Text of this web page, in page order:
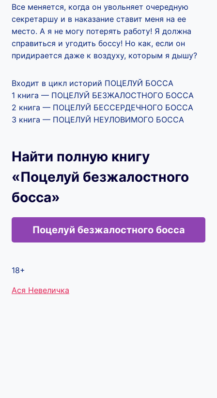
Все меняется, когда он увольняет очередную
секретаршу и в наказание ставит меня на ее
место. А я не могу потерять работу! Я должна
справиться и угодить боссу! Но как, если он
придирается даже к воздуху, которым я дышу?
Входит в цикл историй ПОЦЕЛУЙ БОССА
1 книга — ПОЦЕЛУЙ БЕЗЖАЛОСТНОГО БОССА
2 книга — ПОЦЕЛУЙ БЕССЕРДЕЧНОГО БОССА
3 книга — ПОЦЕЛУЙ НЕУЛОВИМОГО БОССА
Найти полную книгу
«Поцелуй безжалостного
босса»
Поцелуй безжалостного босса
18+
Метки
Ася Невеличка